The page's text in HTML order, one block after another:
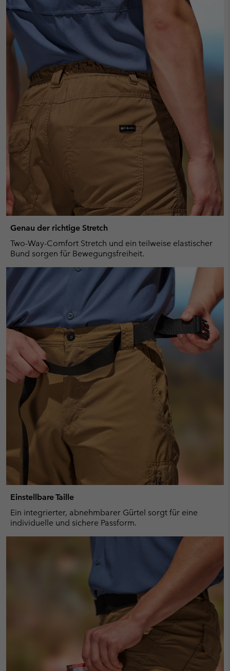
Genau der richtige Stretch
Two-Way-Comfort Stretch und ein teilweise elastischer
Bund sorgen für Bewegungsfreiheit.
Einstellbare Taille
Ein integrierter, abnehmbarer Gürtel sorgt für eine
individuelle und sichere Passform.